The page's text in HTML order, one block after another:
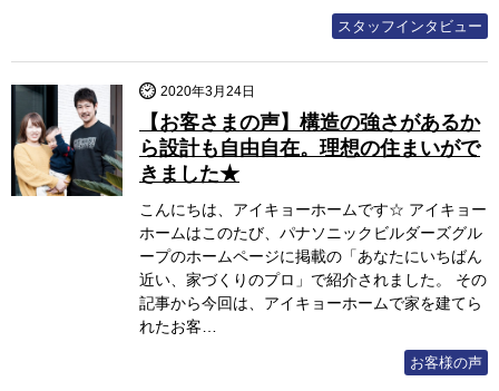
スタッフインタビュー
2020年3月24日
【お客さまの声】構造の強さがあるか
ら設計も自由自在。理想の住まいがで
きました★
こんにちは、アイキョーホームです☆ アイキョー
ホームはこのたび、パナソニックビルダーズグル
ープのホームページに掲載の「あなたにいちばん
近い、家づくりのプロ」で紹介されました。 その
記事から今回は、アイキョーホームで家を建てら
れたお客…
お客様の声